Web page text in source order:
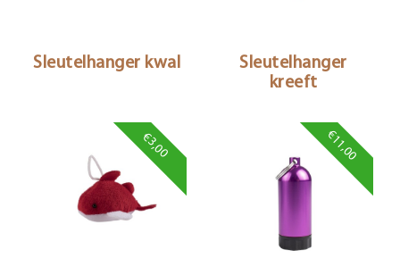
Sleutelhanger kwal
Sleutelhanger
kreeft
€3,00 €11,00